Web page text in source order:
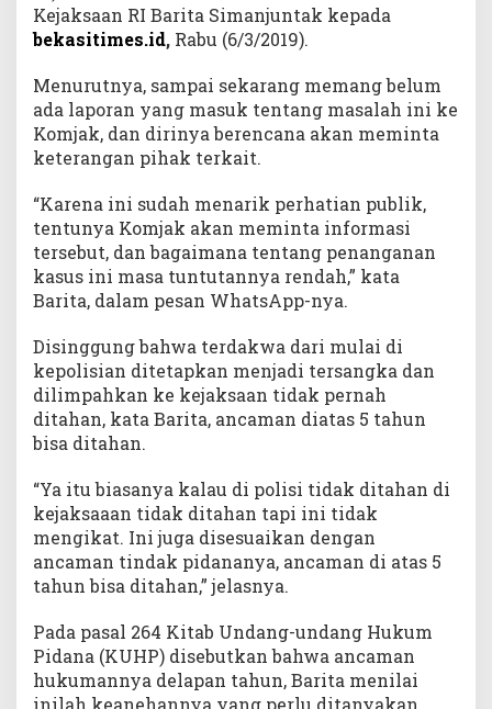
Kejaksaan RI Barita Simanjuntak kepada
bekasitimes.id, Rabu (6/3/2019).
Menurutnya, sampai sekarang memang belum
ada laporan yang masuk tentang masalah ini ke
Komjak, dan dirinya berencana akan meminta
keterangan pihak terkait.
“Karena ini sudah menarik perhatian publik,
tentunya Komjak akan meminta informasi
tersebut, dan bagaimana tentang penanganan
kasus ini masa tuntutannya rendah,” kata
Barita, dalam pesan WhatsApp-nya.
Disinggung bahwa terdakwa dari mulai di
kepolisian ditetapkan menjadi tersangka dan
dilimpahkan ke kejaksaan tidak pernah
ditahan, kata Barita, ancaman diatas 5 tahun
bisa ditahan.
“Ya itu biasanya kalau di polisi tidak ditahan di
kejaksaaan tidak ditahan tapi ini tidak
mengikat. Ini juga disesuaikan dengan
ancaman tindak pidananya, ancaman di atas 5
tahun bisa ditahan,” jelasnya.
Pada pasal 264 Kitab Undang-undang Hukum
Pidana (KUHP) disebutkan bahwa ancaman
hukumannya delapan tahun, Barita menilai
inilah keanehannya yang perlu ditanyakan